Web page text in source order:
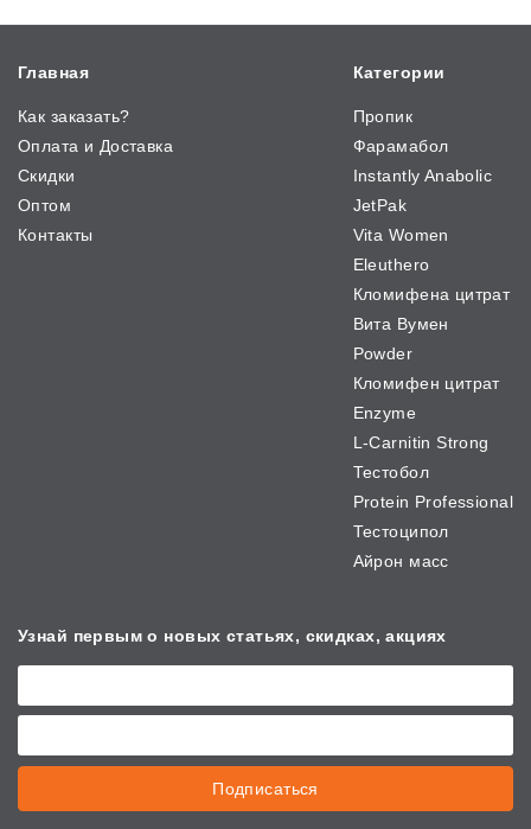
Главная
Как заказать?
Оплата и Доставка
Скидки
Оптом
Контакты
Категории
Пропик
Фарамабол
Instantly Anabolic
JetPak
Vita Women
Eleuthero
Кломифена цитрат
Вита Вумен
Powder
Кломифен цитрат
Enzyme
L-Carnitin Strong
Тестобол
Protein Professional
Тестоципол
Айрон масс
Узнай первым о новых статьях, скидках, акциях
Подписаться